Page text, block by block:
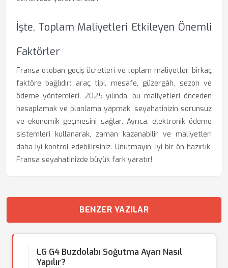
İşte, Toplam Maliyetleri Etkileyen Önemli
Faktörler
Fransa otoban geçiş ücretleri ve toplam maliyetler, birkaç
faktöre bağlıdır: araç tipi, mesafe, güzergâh, sezon ve
ödeme yöntemleri. 2025 yılında, bu maliyetleri önceden
hesaplamak ve planlama yapmak, seyahatinizin sorunsuz
ve ekonomik geçmesini sağlar. Ayrıca, elektronik ödeme
sistemleri kullanarak, zaman kazanabilir ve maliyetleri
daha iyi kontrol edebilirsiniz. Unutmayın, iyi bir ön hazırlık,
Fransa seyahatinizde büyük fark yaratır!
BENZER YAZILAR
LG G4 Buzdolabı Soğutma Ayarı Nasıl
Yapılır?